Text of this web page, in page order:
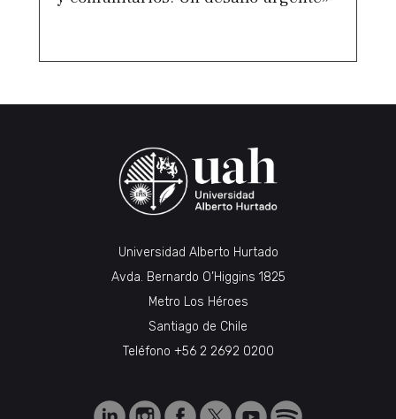
Universidad Alberto Hurtado
Avda. Bernardo O’Higgins 1825
Metro Los Héroes
Santiago de Chile
Teléfono +56 2 2692 0200